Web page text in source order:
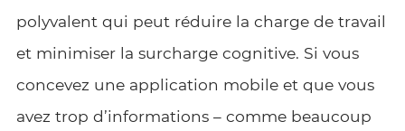
polyvalent qui peut réduire la charge de travail
et minimiser la surcharge cognitive. Si vous
concevez une application mobile et que vous
avez trop d’informations – comme beaucoup